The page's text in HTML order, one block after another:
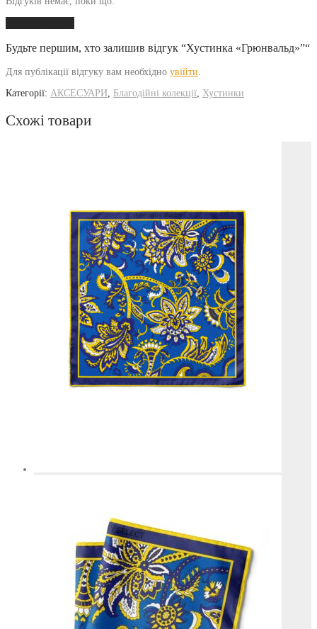
Будьте першим, хто залишив відгук “Хустинка «Грюнвальд»”“
Для публікації відгуку вам необхідно увійти.
Категорії: АКСЕСУАРИ, Благодійні колекції, Хустинки
Схожі товари